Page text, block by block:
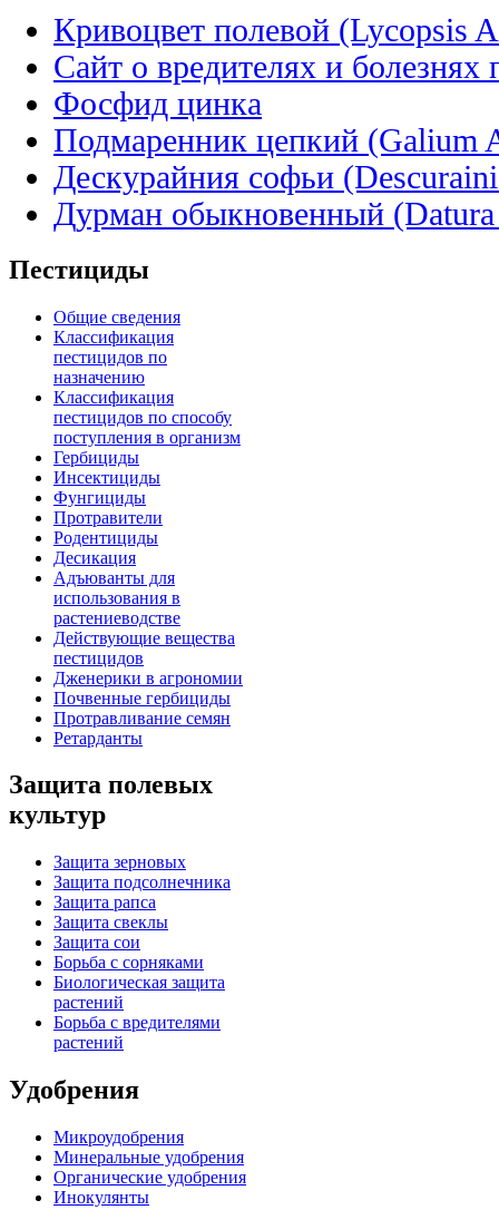
Кривоцвет полевой (Lycopsis
Сайт о вредителях и болезнях
Фосфид цинка
Подмаренник цепкий (Galium
Дескурайния софьи
Дурман обыкновенный
Пестициды
Общие сведения
Классификация
пестицидов по
назначению
Классификация
пестицидов по способу
поступления в организм
Гербициды
Инсектициды
Фунгициды
Протравители
Родентициды
Десикация
Адъюванты для
использования в
растениеводстве
Действующие вещества
пестицидов
Дженерики в агрономии
Почвенные гербициды
Протравливание семян
Ретарданты
Защита полевых
культур
Защита зерновых
Защита подсолнечника
Защита рапса
Защита свеклы
Защита сои
Борьба с сорняками
Биологическая защита
растений
Борьба с вредителями
растений
Удобрения
Микроудобрения
Минеральные удобрения
Органические удобрения
Инокулянты